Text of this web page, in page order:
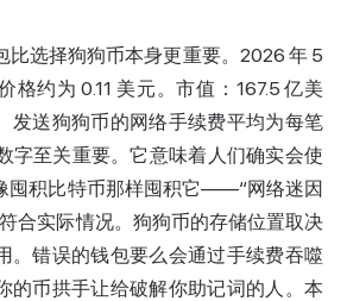
比选择狗狗币本身更重要。2026 年 5
格约为 0.11 美元。市值：167.5 亿美
发送狗狗币的网络手续费平均为每笔
字至关重要。它意味着人们确实会使
囤积比特币那样囤积它——“网络迷因
合实际情况。狗狗币的存储位置取决
。错误的钱包要么会通过手续费吞噬
的币拱手让给破解你助记词的人。本